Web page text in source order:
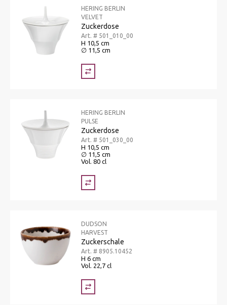
HERING BERLIN
VELVET
Zuckerdose
Art. # 501_010_00
H 10,5 cm
∅ 11,5 cm
HERING BERLIN
PULSE
Zuckerdose
Art. # 501_030_00
H 10,5 cm
∅ 11,5 cm
Vol. 80 cl
DUDSON
HARVEST
Zuckerschale
Art. # 8905.10452
H 6 cm
Vol. 22,7 cl